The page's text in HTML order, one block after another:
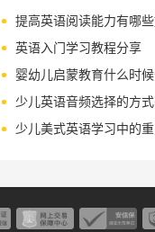
提高英语阅读能力有哪
英语入门学习教程分享
婴幼儿启蒙教育什么时候
少儿英语音频选择的方式
少儿美式英语学习中的重